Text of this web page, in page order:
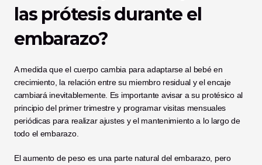
las prótesis durante el
embarazo?
A medida que el cuerpo cambia para adaptarse al bebé en
crecimiento, la relación entre su miembro residual y el encaje
cambiará inevitablemente. Es importante avisar a su protésico al
principio del primer trimestre y programar visitas mensuales
periódicas para realizar ajustes y el mantenimiento a lo largo de
todo el embarazo.
El aumento de peso es una parte natural del embarazo, pero